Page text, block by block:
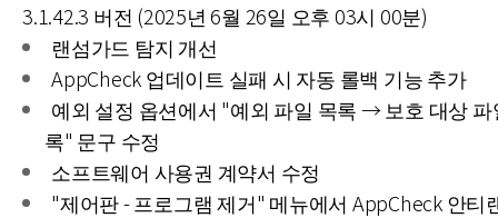
3.1.42.3 버전 (2025년 6월 26일 오후 03시 00분)
랜섬가드 탐지 개선
AppCheck 업데이트 실패 시 자동 롤백 기능 추가
예외 설정 옵션에서 "예외 파일 목록 → 보호 대상 파
록" 문구 수정
소프트웨어 사용권 계약서 수정
"제어판 - 프로그램 제거" 메뉴에서 AppCheck 안티